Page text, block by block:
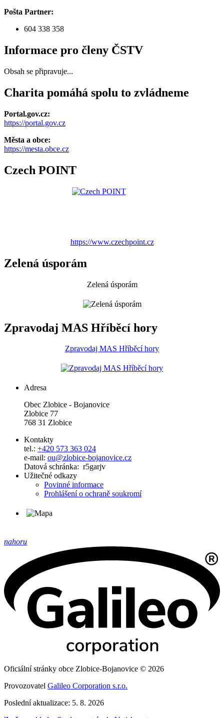
Pošta Partner:
604 338 358
Informace pro členy ČSTV
Obsah se připravuje...
Charita pomáhá spolu to zvládneme
Portal.gov.cz:
https://portal.gov.cz
Města a obce:
https://mesta.obce.cz
Czech POINT
https://www.czechpoint.cz
Zelená úsporám
Zelená úsporám
Zpravodaj MAS Hříběcí hory
Zpravodaj MAS Hříběcí hory
Adresa
Obec Zlobice - Bojanovice
Zlobice 77
768 31 Zlobice
Kontakty
tel.: +420 573 363 024
e-mail: ou@zlobice-bojanovice.cz
Datová schránka: r5garjv
Užitečné odkazy
Povinné informace
Prohlášení o ochraně soukromí
nahoru
Oficiální stránky obce Zlobice-Bojanovice © 2026
Provozovatel Galileo Corporation s.r.o.
Poslední aktualizace: 5. 8. 2026